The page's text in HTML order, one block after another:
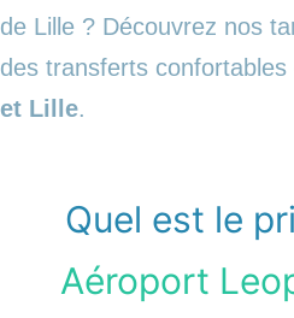
de Lille ? Découvrez nos
des transferts confortables
et Lille.
Quel est le
Aéroport